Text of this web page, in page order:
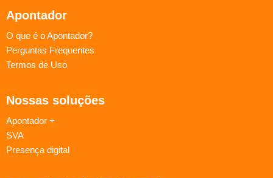
Apontador
O que é o Apontador?
Perguntas Frequentes
Termos de Uso
Nossas soluções
Apontador +
SVA
Presença digital